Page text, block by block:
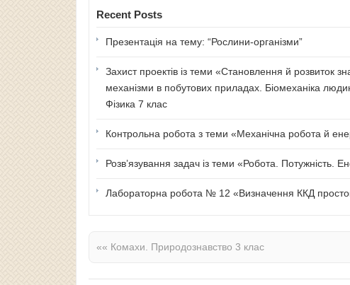
Recent Posts
Презентація на тему: “Рослини-організми”
Захист проектів із теми «Становлення й розвиток
механізми в побутових приладах. Біомеханіка
Фізика 7 клас
Контрольна робота з теми «Механічна робота й
Розв’язування задач із теми «Робота. Потужність.
Лабораторна робота № 12 «Визначення ККД
«« Комахи. Природознавство 3 клас